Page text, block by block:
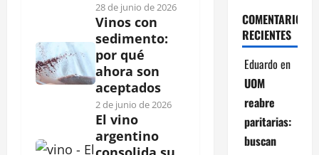
28 de junio de 2026
Vinos con
sedimento:
por qué
ahora son
aceptados
2 de junio de 2026
El vino
argentino
COMENTARIOS
RECIENTES
Eduardo en
UOM
reabre
paritarias:
buscan